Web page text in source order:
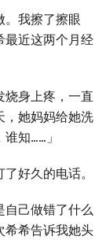
。我擦了擦眼
最近这两个月经
烧身上疼，一直
，她妈妈给她洗
知……」
好久的电话。
自己做错了什么
希希告诉我她头